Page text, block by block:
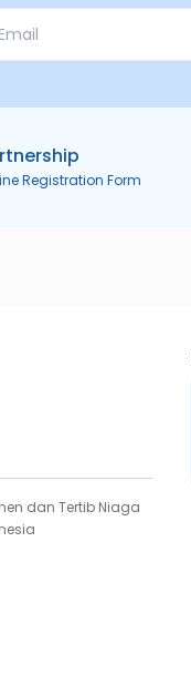
Registration Form
dan Tertib Niaga